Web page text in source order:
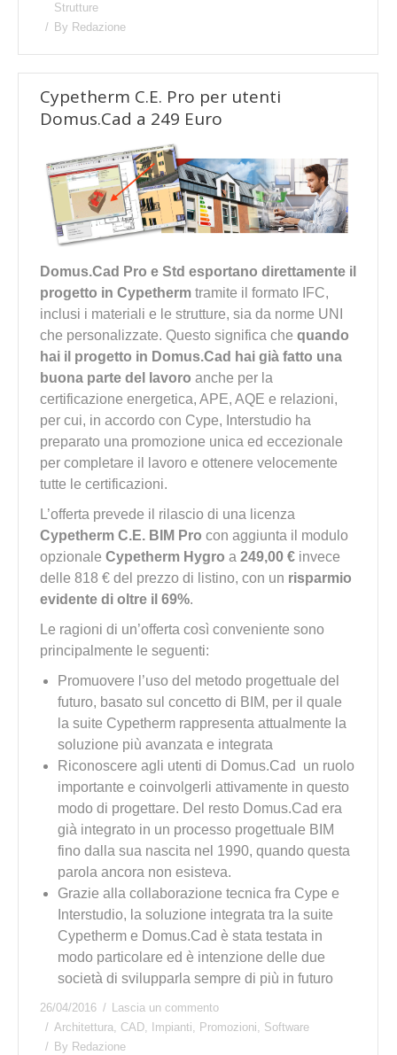
Strutture
By Redazione
Cypetherm C.E. Pro per utenti
Domus.Cad a 249 Euro
Domus.Cad Pro e Std esportano direttamente il
progetto in Cypetherm tramite il formato IFC,
inclusi i materiali e le strutture, sia da norme UNI
che personalizzate. Questo significa che quando
hai il progetto in Domus.Cad hai già fatto una
buona parte del lavoro anche per la
certificazione energetica, APE, AQE e relazioni,
per cui, in accordo con Cype, Interstudio ha
preparato una promozione unica ed eccezionale
per completare il lavoro e ottenere velocemente
tutte le certificazioni.
L’offerta prevede il rilascio di una licenza
Cypetherm C.E. BIM Pro con aggiunta il modulo
opzionale Cypetherm Hygro a 249,00 € invece
delle 818 € del prezzo di listino, con un risparmio
evidente di oltre il 69%.
Le ragioni di un’offerta così conveniente sono
principalmente le seguenti:
Promuovere l’uso del metodo progettuale del
futuro, basato sul concetto di BIM, per il quale
la suite Cypetherm rappresenta attualmente la
soluzione più avanzata e integrata
Riconoscere agli utenti di Domus.Cad un ruolo
importante e coinvolgerli attivamente in questo
modo di progettare. Del resto Domus.Cad era
già integrato in un processo progettuale BIM
fino dalla sua nascita nel 1990, quando questa
parola ancora non esisteva.
Grazie alla collaborazione tecnica fra Cype e
Interstudio, la soluzione integrata tra la suite
Cypetherm e Domus.Cad è stata testata in
modo particolare ed è intenzione delle due
società di svilupparla sempre di più in futuro
26/04/2016
Lascia un commento
Architettura
CAD Impianti Promozioni
Software
By Redazione